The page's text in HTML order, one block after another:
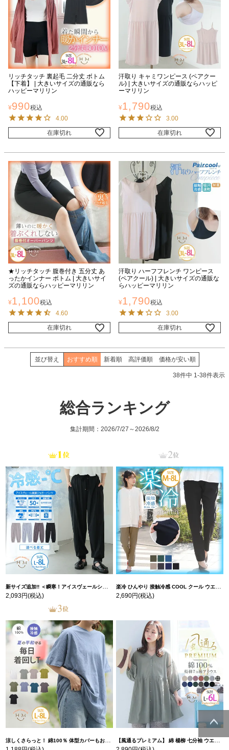
リッチタッチ 裏起毛 二分丈 ボトム
【下着】 | 大きいサイズの通販なら
ハッピーマリリン
¥990税込
4.00
在庫切れ
汗取り キャミワンピース (ペアクー
ル) | 大きいサイズの通販ならハッピ
ーマリリン
¥1,790税込
3.00
在庫切れ
★リッチタッチ 腹巻付き 五分丈 あ
ったかインナー ボトム | 大きいサイ
ズの通販ならハッピーマリリン
¥1,100税込
4.60
在庫切れ
汗取り ハーフフレンチ ワンピース
(ペアクール) | 大きいサイズの通販な
らハッピーマリリン
¥1,790税込
3.00
在庫切れ
並び替え おすすめ順 新着順 高評価順 価格が安い順
38件中 1-38件表示
総合ランキング
集計期間：2026/7/27～2026/8/2
新サイズ追加!! ＜瞬寒！アイスヴェールシリーズ＞ 美脚 ジョガーパンツ 【ウェストゴム】 【ストレッチ】 | 大きいサイズの通販ならハッピーマリリン
2,093円(税込)
楽冷 ひんやり 接触冷感 COOL クール ウエストゴム 楽ちん ストレッチ 美脚 レギパン 【ストレッチ】 | 大きいサイズの通販ならハッピーマリリン
2,690円(税込)
涼しくさらっと！ 綿100％ 体型カバーもお洒落も叶える 風合いコットン ゆるシルエット ドルマン | 大きいサイズの通販ならハッピーマリリン 【風通るプレミアム】 綿 楊柳 七分袖 ウエストギャザー ブラウス | 大きいサイズの通販ならハッピーマリリン
ページトッ